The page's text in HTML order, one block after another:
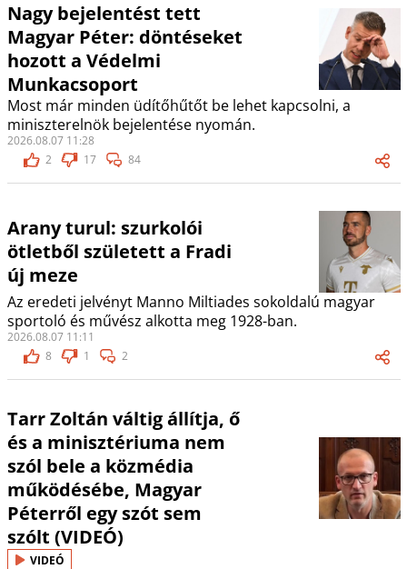
Nagy bejelentést tett
Magyar Péter: döntéseket
hozott a Védelmi
Munkacsoport
Most már minden üdítőhűtőt be lehet kapcsolni, a
miniszterelnök bejelentése nyomán.
2026.08.07 11:28
2
17 84
Arany turul: szurkolói
ötletből született a Fradi
új meze
Az eredeti jelvényt Manno Miltiades sokoldalú magyar
sportoló és művész alkotta meg 1928-ban.
2026.08.07 11:11
8
1 2
Tarr Zoltán váltig állítja, ő
és a minisztériuma nem
szól bele a közmédia
működésébe, Magyar
Péterről egy szót sem
szólt (VIDEÓ)
VIDEÓ